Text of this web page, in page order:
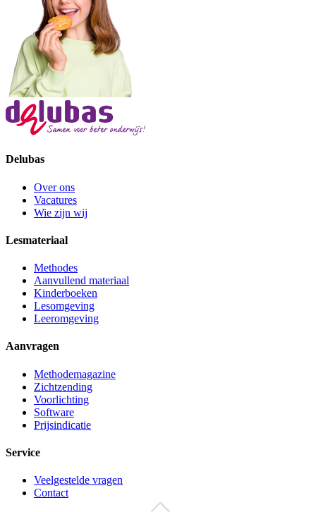
Delubas
Over ons
Vacatures
Wie zijn wij
Lesmateriaal
Methodes
Aanvullend materiaal
Kinderboeken
Lesomgeving
Leeromgeving
Aanvragen
Methodemagazine
Zichtzending
Voorlichting
Software
Prijsindicatie
Service
Veelgestelde vragen
Contact